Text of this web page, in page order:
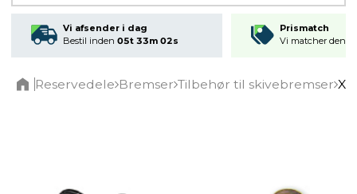
Vi afsender i dag
Bestil inden 05t 33m 01s
Prismatch
Vi matcher den
Reservedele Bremser Tilbehør til skivebremser